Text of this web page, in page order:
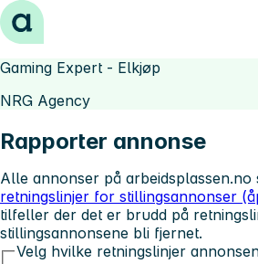
Hopp til innhold
Gaming Expert - Elkjøp
NRG Agency
Rapporter annonse
Alle annonser på arbeidsplassen.no
retningslinjer for stillingsannonser
tilfeller der det er brudd på
stillingsannonsene bli fjernet.
Velg hvilke retningslinjer